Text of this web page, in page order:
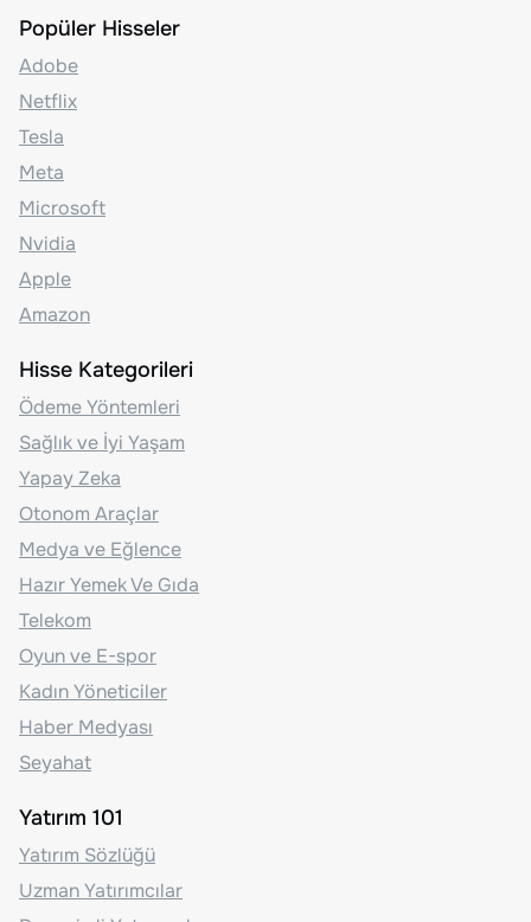
Popüler Hisseler
Adobe
Netflix
Tesla
Meta
Microsoft
Nvidia
Apple
Amazon
Hisse Kategorileri
Ödeme Yöntemleri
Sağlık ve İyi Yaşam
Yapay Zeka
Otonom Araçlar
Medya ve Eğlence
Hazır Yemek Ve Gıda
Telekom
Oyun ve E-spor
Kadın Yöneticiler
Haber Medyası
Seyahat
Yatırım 101
Yatırım Sözlüğü
Uzman Yatırımcılar